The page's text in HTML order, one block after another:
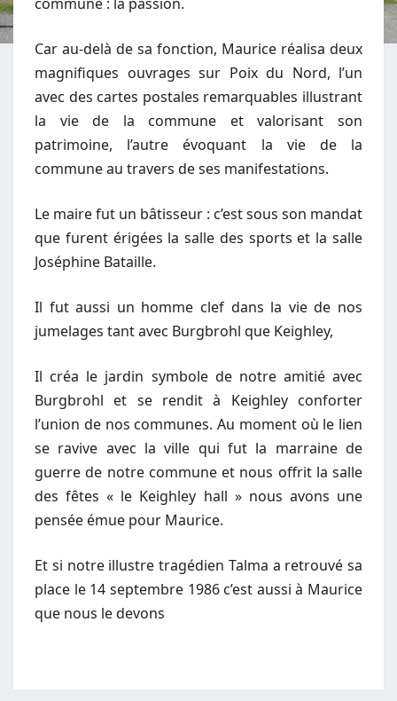
Car au-delà de sa fonction, Maurice réalisa deux
magnifiques ouvrages sur Poix du Nord, l’un
avec des cartes postales remarquables illustrant
la vie de la commune et valorisant son
patrimoine, l’autre évoquant la vie de la
commune au travers de ses manifestations.
Le maire fut un bâtisseur : c’est sous son mandat
que furent érigées la salle des sports et la salle
Joséphine Bataille.
Il fut aussi un homme clef dans la vie de nos
jumelages tant avec Burgbrohl que Keighley,
Il créa le jardin symbole de notre amitié avec
Burgbrohl et se rendit à Keighley conforter
l’union de nos communes. Au moment où le lien
se ravive avec la ville qui fut la marraine de
guerre de notre commune et nous offrit la salle
des fêtes « le Keighley hall » nous avons une
pensée émue pour Maurice.
Et si notre illustre tragédien Talma a retrouvé sa
place le 14 septembre 1986 c’est aussi à Maurice
que nous le devons